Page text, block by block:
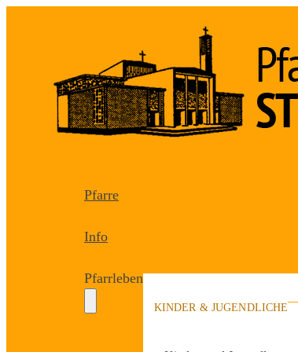
Pfarre
Info
Pfarrleben
KINDER & JUGENDLICHE